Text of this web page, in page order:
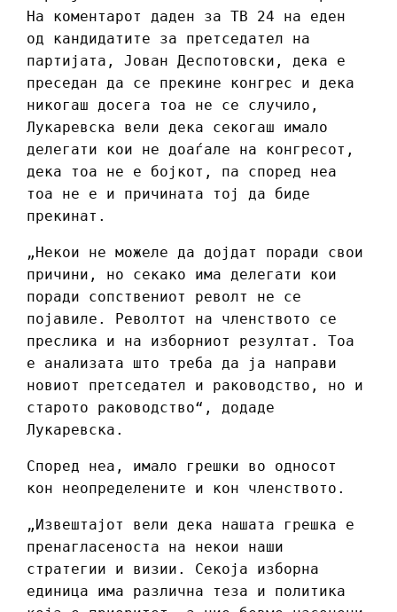
На коментарот даден за ТВ 24 на еден
од кандидатите за претседател на
партијата, Јован Деспотовски, дека е
преседан да се прекине конгрес и дека
никогаш досега тоа не се случило,
Лукаревска вели дека секогаш имало
делегати кои не доаѓале на конгресот,
дека тоа не е бојкот, па според неа
тоа не е и причината тој да биде
прекинат.
„Некои не можеле да дојдат поради свои
причини, но секако има делегати кои
поради сопствениот револт не се
појавиле. Револтот на членството се
преслика и на изборниот резултат. Тоа
е анализата што треба да ја направи
новиот претседател и раководство, но и
старото раководство“, додаде
Лукаревска.
Според неа, имало грешки во односот
кон неопределените и кон членството.
„Извештајот вели дека нашата грешка е
пренагласеноста на некои наши
стратегии и визии. Секоја изборна
единица има различна теза и политика